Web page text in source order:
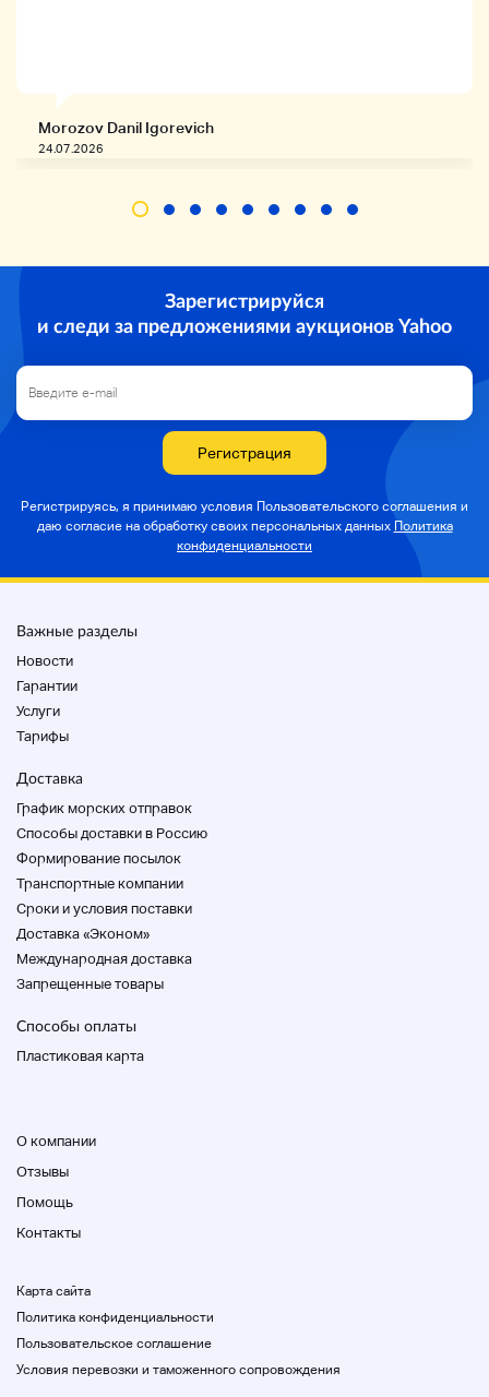
Morozov Danil Igorevich
24.07.2026
Зарегистрируйся
и следи за предложениями аукционов Yahoo
Регистрация
Регистрируясь, я принимаю условия Пользовательского соглашения и
даю согласие на обработку своих персональных данных Политика
конфиденциальности
Важные разделы
Новости
Гарантии
Услуги
Тарифы
Доставка
График морских отправок
Способы доставки в Россию
Формирование посылок
Транспортные компании
Cроки и условия поставки
Доставка «Эконом»
Международная доставка
Запрещенные товары
Способы оплаты
Пластиковая карта
О компании
Отзывы
Помощь
Контакты
Карта сайта
Политика конфиденциальности
Пользовательское соглашение
Условия перевозки и таможенного сопровождения